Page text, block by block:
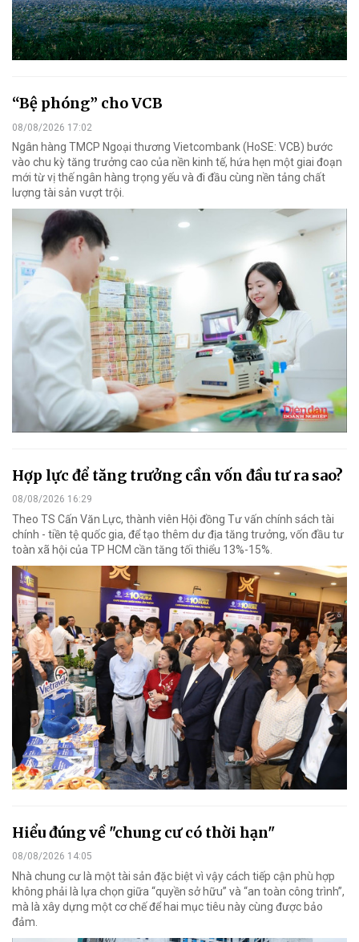
“Bệ phóng” cho VCB
08/08/2026 17:02
Ngân hàng TMCP Ngoại thương Vietcombank (HoSE: VCB) bước
vào chu kỳ tăng trưởng cao của nền kinh tế, hứa hẹn một giai đoạn
mới từ vị thế ngân hàng trọng yếu và đi đầu cùng nền tảng chất
lượng tài sản vượt trội.
Hợp lực để tăng trưởng cần vốn đầu tư ra sao?
08/08/2026 16:29
Theo TS Cấn Văn Lực, thành viên Hội đồng Tư vấn chính sách tài
chính - tiền tệ quốc gia, để tạo thêm dư địa tăng trưởng, vốn đầu tư
toàn xã hội của TP HCM cần tăng tối thiểu 13%-15%.
Hiểu đúng về "chung cư có thời hạn"
08/08/2026 14:05
Nhà chung cư là một tài sản đặc biệt vì vậy cách tiếp cận phù hợp
không phải là lựa chọn giữa “quyền sở hữu” và “an toàn công trình”,
mà là xây dựng một cơ chế để hai mục tiêu này cùng được bảo
đảm.